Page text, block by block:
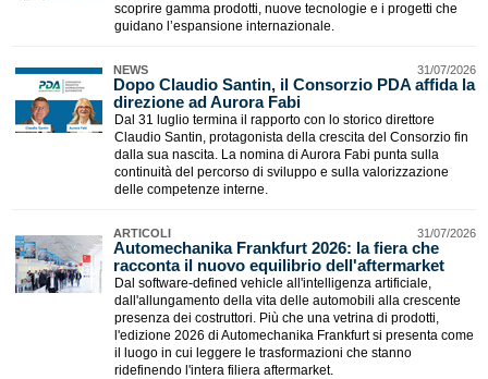
scoprire gamma prodotti, nuove tecnologie e i progetti che
guidano l’espansione internazionale.
NEWS 31/07/2026
​Dopo Claudio Santin, il Consorzio PDA affida la
direzione ad Aurora Fabi
Dal 31 luglio termina il rapporto con lo storico direttore
Claudio Santin, protagonista della crescita del Consorzio fin
dalla sua nascita. La nomina di Aurora Fabi punta sulla
continuità del percorso di sviluppo e sulla valorizzazione
delle competenze interne.
ARTICOLI 31/07/2026
​Automechanika Frankfurt 2026: la fiera che
racconta il nuovo equilibrio dell'aftermarket
Dal software-defined vehicle all'intelligenza artificiale,
dall'allungamento della vita delle automobili alla crescente
presenza dei costruttori. Più che una vetrina di prodotti,
l'edizione 2026 di Automechanika Frankfurt si presenta come
il luogo in cui leggere le trasformazioni che stanno
ridefinendo l'intera filiera aftermarket.